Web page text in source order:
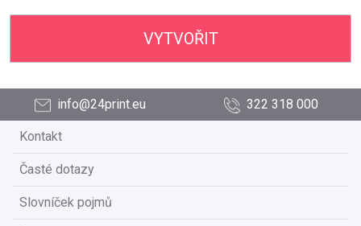
VYTVOŘIT
info@24print.eu 322 318 000
Kontakt
Časté dotazy
Slovníček pojmů